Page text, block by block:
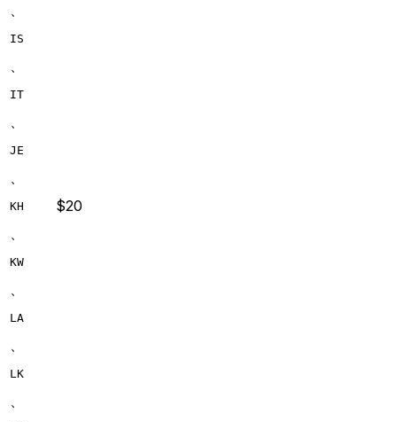
、
IS
、
IT
、
JE
、
KH
、
KW
、
LA
、
LK
、
$20